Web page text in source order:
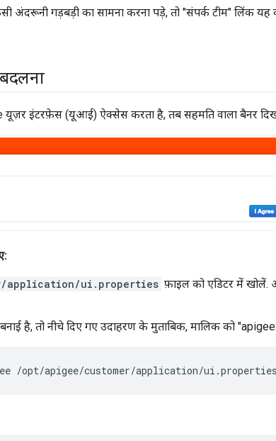
अंदरूनी गड़बड़ी का सामना करना पड़े, तो "संपर्क टीम" लिंक
यूज़र इंटरफ़ेस (यूआई) ऐक्सेस करता है, तब सहमति वाला बैनर
application/ui.properties फ़ाइल को एडिटर में
है, तो नीचे दिए गए उदाहरण के मुताबिक, मालिक को
/opt/apigee/customer/application/ui.properties